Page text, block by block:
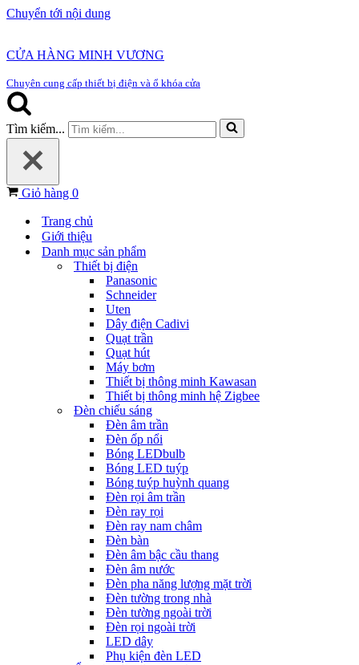
Chuyển tới nội dung
CỬA HÀNG MINH VƯƠNG
Chuyên cung cấp thiết bị điện và ổ khóa cửa
Tìm kiếm...
Giỏ hàng 0
Trang chủ
Giới thiệu
Danh mục sản phẩm
Thiết bị điện
Panasonic
Schneider
Uten
Dây điện Cadivi
Quạt trần
Quạt hút
Máy bơm
Thiết bị thông minh Kawasan
Thiết bị thông minh hệ Zigbee
Đèn chiếu sáng
Đèn âm trần
Đèn ốp nổi
Bóng LEDbulb
Bóng LED tuýp
Bóng tuýp huỳnh quang
Đèn rọi âm trần
Đèn ray rọi
Đèn ray nam châm
Đèn bàn
Đèn âm bậc cầu thang
Đèn âm nước
Đèn pha năng lượng mặt trời
Đèn tường trong nhà
Đèn tường ngoài trời
Đèn rọi ngoài trời
LED dây
Phụ kiện đèn LED